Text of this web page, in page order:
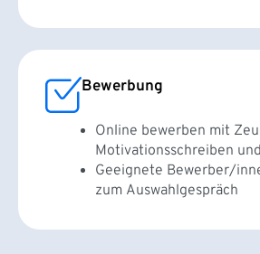
Bewerbung
Online bewerben mit
Motivationsschreiben
Geeignete Bewerber/
zum Auswahlgespräch